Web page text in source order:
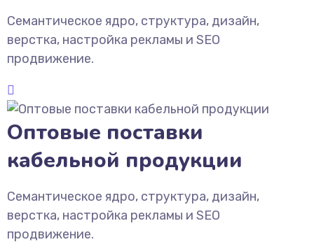
Семантическое ядро, структура, дизайн,
верстка, настройка рекламы и SEO
продвижение.
Оптовые поставки
кабельной продукции
Семантическое ядро, структура, дизайн,
верстка, настройка рекламы и SEO
продвижение.